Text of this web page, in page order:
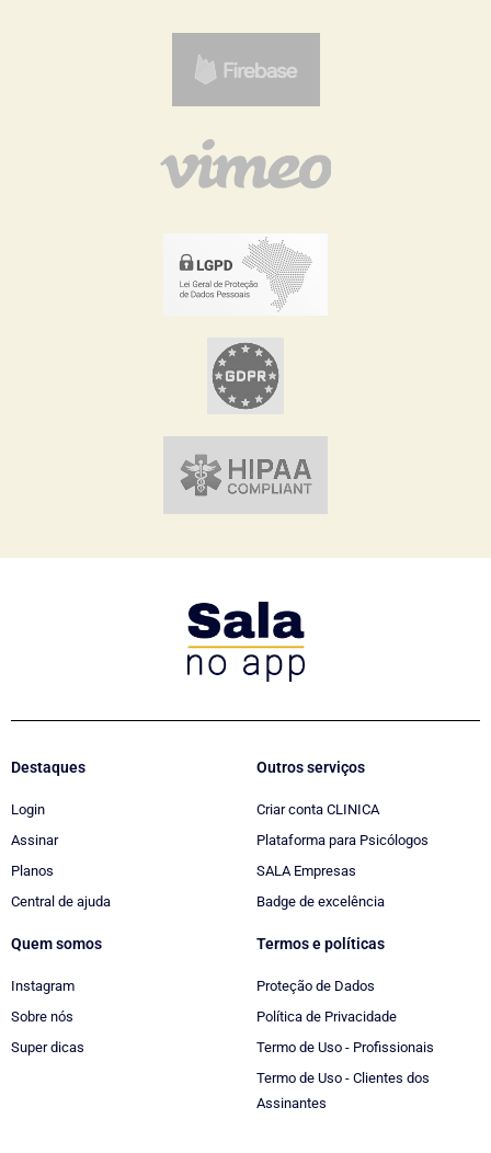
Destaques
Login
Assinar
Planos
Central de ajuda
Outros serviços
Criar conta CLINICA
Plataforma para Psicólogos
SALA Empresas
Badge de excelência
Quem somos
Instagram
Sobre nós
Super dicas
Termos e políticas
Proteção de Dados
Política de Privacidade
Termo de Uso - Profissionais
Termo de Uso - Clientes dos
Assinantes